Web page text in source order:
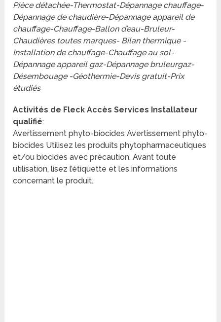
Pièce détachée-Thermostat-Dépannage chauffage-
Dépannage de chaudière-Dépannage appareil de
chauffage-Chauffage-Ballon d’eau-Bruleur-
Chaudières toutes marques- Bilan thermique -
Installation de chauffage-Chauffage au sol-
Dépannage appareil gaz-Dépannage bruleurgaz-
Désembouage -Géothermie-Devis gratuit-Prix
étudiés
Activités de Fleck Accès Services Installateur
qualifié:
Avertissement phyto-biocides Avertissement phyto-
biocides Utilisez les produits phytopharmaceutiques
et/ou biocides avec précaution. Avant toute
utilisation, lisez l’étiquette et les informations
concernant le produit.